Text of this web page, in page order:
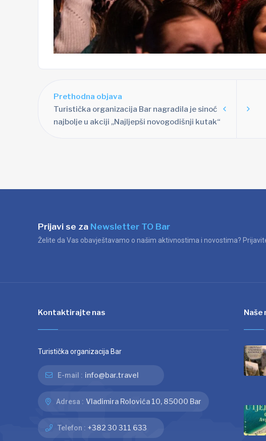
Prethodna objava
Turistička organizacija Bar nagradila je sinoć
najbolje u akciji „Najljepši novogodišnji kutak“
Prijavi se za Newsletter TO Bar
Želite da Vas obavještavamo o našim aktivnostima i novostima?
Kontaktirajte nas
Turistička organizacija Bar
E-mail : info@bar.travel
Adresa : Vladimira Rolovića 10, 85000 Bar
Telefon : +382 30 311 633
Naše